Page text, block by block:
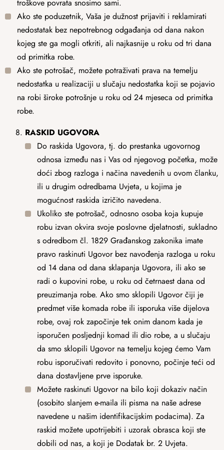
troškove povrata snosimo sami.
Ako ste poduzetnik, Vaša je dužnost prijaviti i reklamirati
nedostatak bez nepotrebnog odgađanja od dana nakon
kojeg ste ga mogli otkriti, ali najkasnije u roku od tri dana
od primitka robe.
Ako ste potrošač, možete potraživati prava na temelju
nedostatka u realizaciji u slučaju nedostatka koji se pojavio
na robi široke potrošnje u roku od 24 mjeseca od primitka
robe.
RASKID UGOVORA
Do raskida Ugovora, tj. do prestanka ugovornog
odnosa između nas i Vas od njegovog početka, može
doći zbog razloga i načina navedenih u ovom članku,
ili u drugim odredbama Uvjeta, u kojima je
mogućnost raskida izričito navedena.
Ukoliko ste potrošač, odnosno osoba koja kupuje
robu izvan okvira svoje poslovne djelatnosti, sukladno
s odredbom čl. 1829 Građanskog zakonika imate
pravo raskinuti Ugovor bez navođenja razloga u roku
od 14 dana od dana sklapanja Ugovora, ili ako se
radi o kupovini robe, u roku od četrnaest dana od
preuzimanja robe. Ako smo sklopili Ugovor čiji je
predmet više komada robe ili isporuka više dijelova
robe, ovaj rok započinje tek onim danom kada je
isporučen posljednji komad ili dio robe, a u slučaju
da smo sklopili Ugovor na temelju kojeg ćemo Vam
robu isporučivati ​​redovito i ponovno, počinje teći od
dana dostavljene prve isporuke.
Možete raskinuti Ugovor na bilo koji dokaziv način
(osobito slanjem e-maila ili pisma na naše adrese
navedene u našim identifikacijskim podacima). Za
raskid možete upotrijebiti i uzorak obrasca koji ste
dobili od nas, a koji je Dodatak br. 2 Uvjeta.